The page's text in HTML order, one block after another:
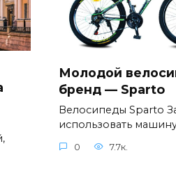
Молодой
бренд — Sparto
Велосипеды Sparto
использовать
0 7.7к.